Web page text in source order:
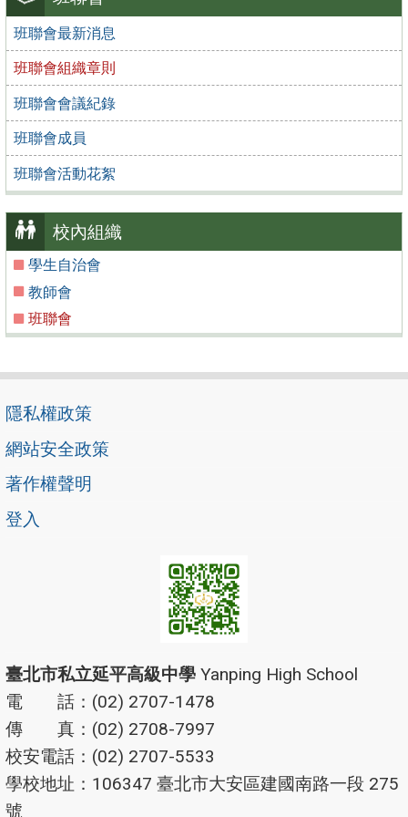
班聯會最新消息
班聯會組織章則
班聯會會議紀錄
班聯會成員
班聯會活動花絮
校內組織
學生自治會
教師會
班聯會
隱私權政策
網站安全政策
著作權聲明
登入
臺北市私立延平高級中學 Yanping High School
電 話：(02) 2707-1478
傳 真：(02) 2708-7997
校安電話：(02) 2707-5533
學校地址：106347 臺北市大安區建國南路一段 275
號